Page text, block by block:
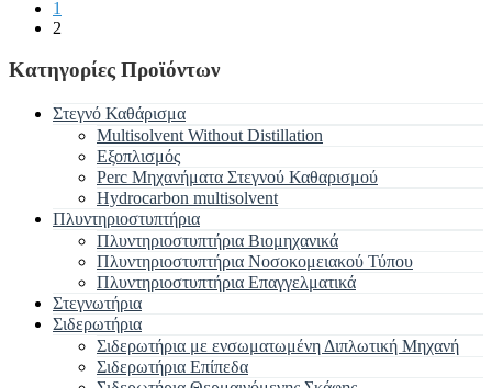
1
2
Κατηγορίες Προϊόντων
Στεγνό Καθάρισμα
Multisolvent Without Distillation
Εξοπλισμός
Perc Μηχανήματα Στεγνού Καθαρισμού
Hydrocarbon multisolvent
Πλυντηριοστυπτήρια
Πλυντηριοστυπτήρια Βιομηχανικά
Πλυντηριοστυπτήρια Νοσοκομειακού Τύπου
Πλυντηριοστυπτήρια Επαγγελματικά
Στεγνωτήρια
Σιδερωτήρια
Σιδερωτήρια με ενσωματωμένη Διπλωτική Μηχανή
Σιδερωτήρια Επίπεδα